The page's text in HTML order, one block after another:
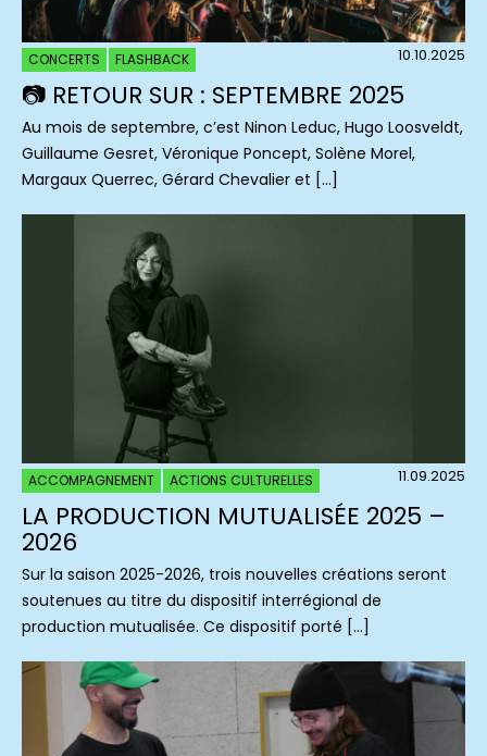
CONCERTS FLASHBACK 10.10.2025
📷 RETOUR SUR : SEPTEMBRE 2025
Au mois de septembre, c’est Ninon Leduc, Hugo Loosveldt,
Guillaume Gesret, Véronique Poncept, Solène Morel,
Margaux Querrec, Gérard Chevalier et […]
ACCOMPAGNEMENT ACTIONS CULTURELLES 11.09.2025
LA PRODUCTION MUTUALISÉE 2025 –
2026
Sur la saison 2025-2026, trois nouvelles créations seront
soutenues au titre du dispositif interrégional de
production mutualisée. Ce dispositif porté […]